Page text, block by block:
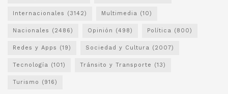
Internacionales (3142) Multimedia (10)
Nacionales (2486) Opinión (498) Política (800)
Redes y Apps (19) Sociedad y Cultura (2007)
Tecnología (101) Tránsito y Transporte (13)
Turismo (916)